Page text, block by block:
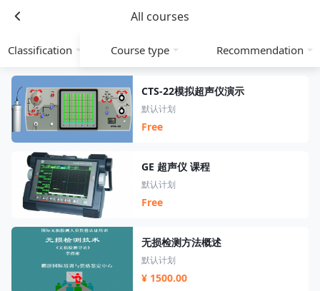
All courses
Classification Course type Recommendation
CTS-22模拟超声仪演示
默认计划
Free
GE 超声仪 课程
默认计划
Free
无损检测方法概述
默认计划
¥ 1500.00